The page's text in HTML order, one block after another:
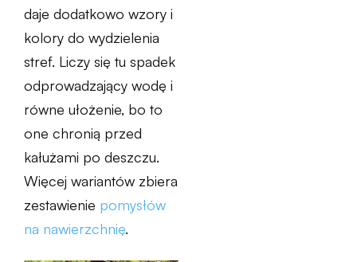
daje dodatkowo wzory i
kolory do wydzielenia
stref. Liczy się tu spadek
odprowadzający wodę i
równe ułożenie, bo to
one chronią przed
kałużami po deszczu.
Więcej wariantów zbiera
zestawienie pomysłów
na nawierzchnię.